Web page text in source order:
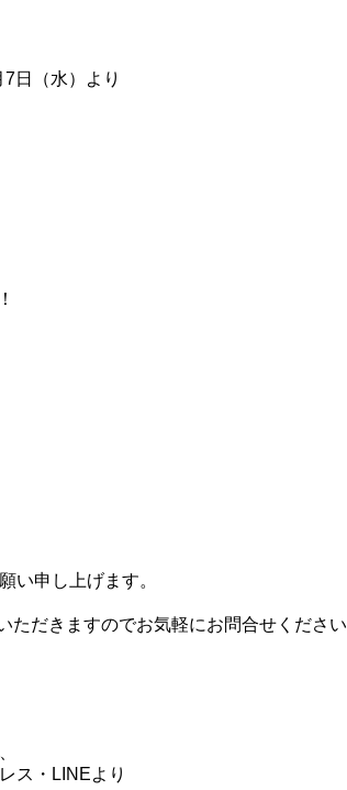
日（水）より
い申し上げます。
ただきますのでお気軽にお問合せください
ス・LINEより